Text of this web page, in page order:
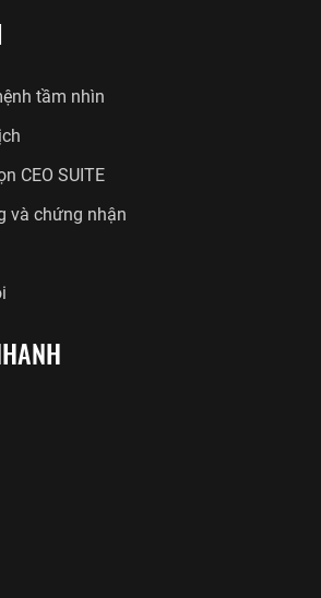
tầm nhìn
CEO SUITE
và chứng nhận